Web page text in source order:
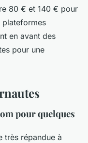
80 € et 140 € pour
plateformes
en avant des
pour une
pour quelques
très répandue à